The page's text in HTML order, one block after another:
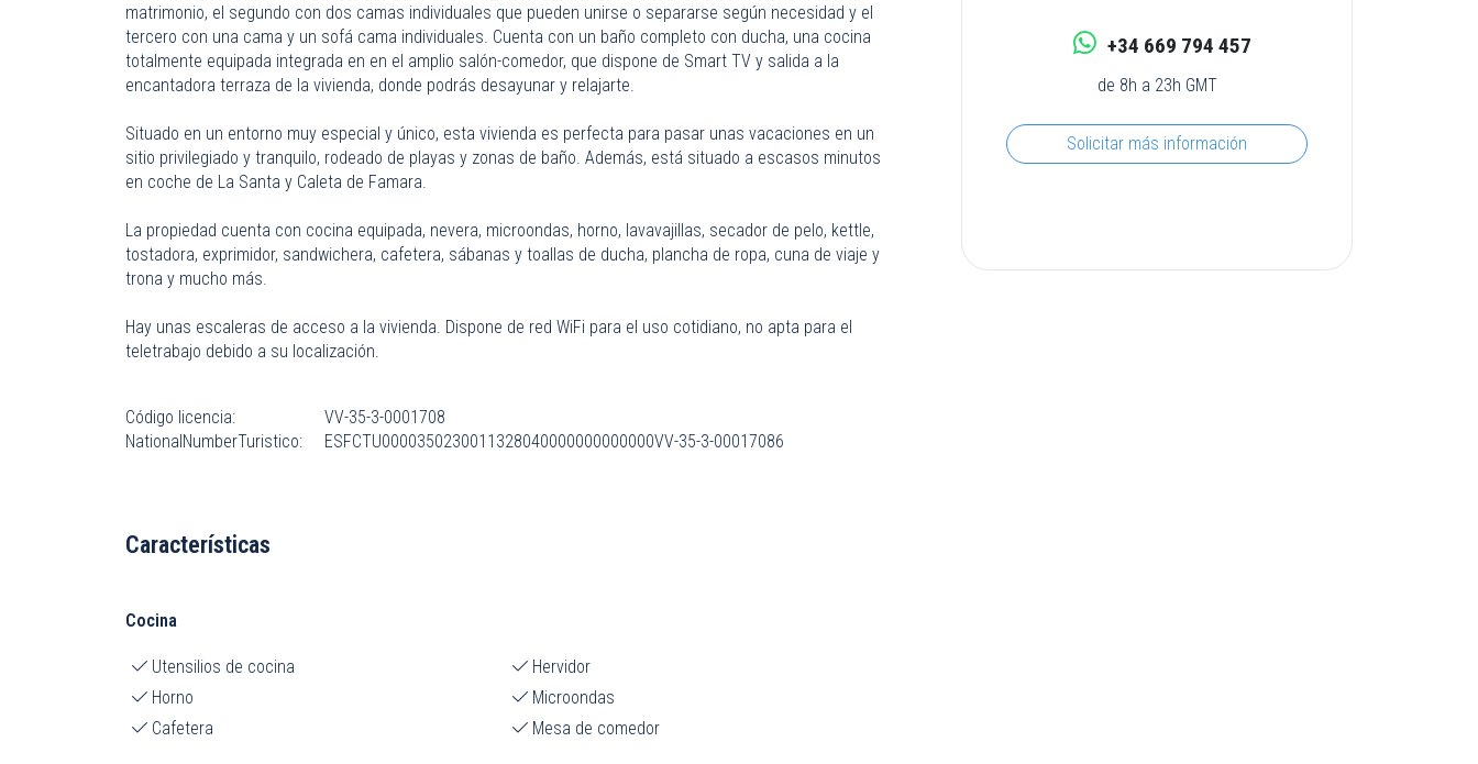
matrimonio, el segundo con dos camas individuales que pueden unirse o separarse según necesidad y el
tercero con una cama y un sofá cama individuales. Cuenta con un baño completo con ducha, una cocina
totalmente equipada integrada en en el amplio salón-comedor, que dispone de Smart TV y salida a la
encantadora terraza de la vivienda, donde podrás desayunar y relajarte.
Situado en un entorno muy especial y único, esta vivienda es perfecta para pasar unas vacaciones en un
sitio privilegiado y tranquilo, rodeado de playas y zonas de baño. Además, está situado a escasos minutos
en coche de La Santa y Caleta de Famara.
La propiedad cuenta con cocina equipada, nevera, microondas, horno, lavavajillas, secador de pelo, kettle,
tostadora, exprimidor, sandwichera, cafetera, sábanas y toallas de ducha, plancha de ropa, cuna de viaje y
trona y mucho más.
Hay unas escaleras de acceso a la vivienda. Dispone de red WiFi para el uso cotidiano, no apta para el
teletrabajo debido a su localización.
Código licencia:
VV-35-3-0001708
NationalNumberTuristico:
ESFCTU0000350230011328040000000000000VV-35-3-00017086
Características
Cocina
Utensilios de cocina
Hervidor
Horno
Microondas
Cafetera
Mesa de comedor
+34 669 794 457
de 8h a 23h GMT
Solicitar más información